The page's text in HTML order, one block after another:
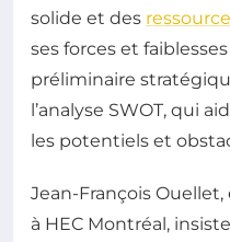
solide et des
ses forces et
préliminaire
l’analyse SWOT, qui
les potentiels et
Jean-François
à HEC Montréal,